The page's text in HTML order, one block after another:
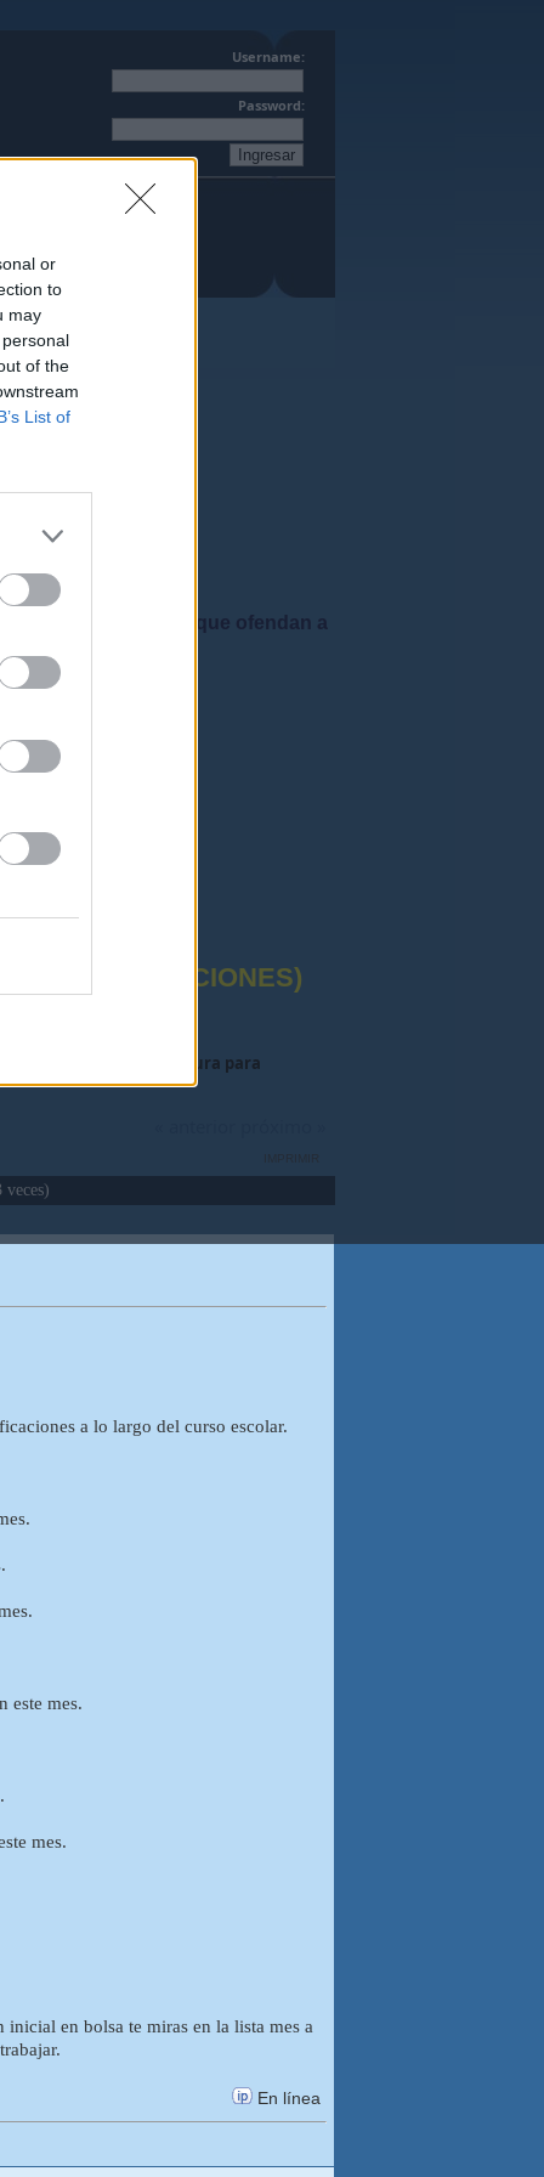
or
to
may
of the
List of
Username:
Password:
admiten mensajes que ofendan a
correctas"
(OPOSICIONES)
de lengua y literatura para
IMPRIMIR
a lo largo del curso escolar.
este mes.
mes.
en bolsa te miras en la lista mes a
En línea